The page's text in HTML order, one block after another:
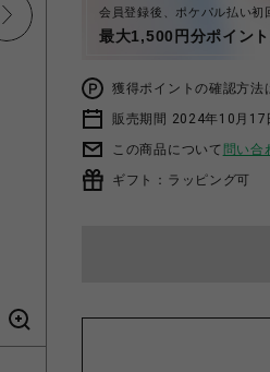
会員登録後、ポケパル払い初
最大1,500円分ポイン
獲得ポイントの確認方法
販売期間 2024年10月17
この商品について 問い合
ギフト：ラッピング可